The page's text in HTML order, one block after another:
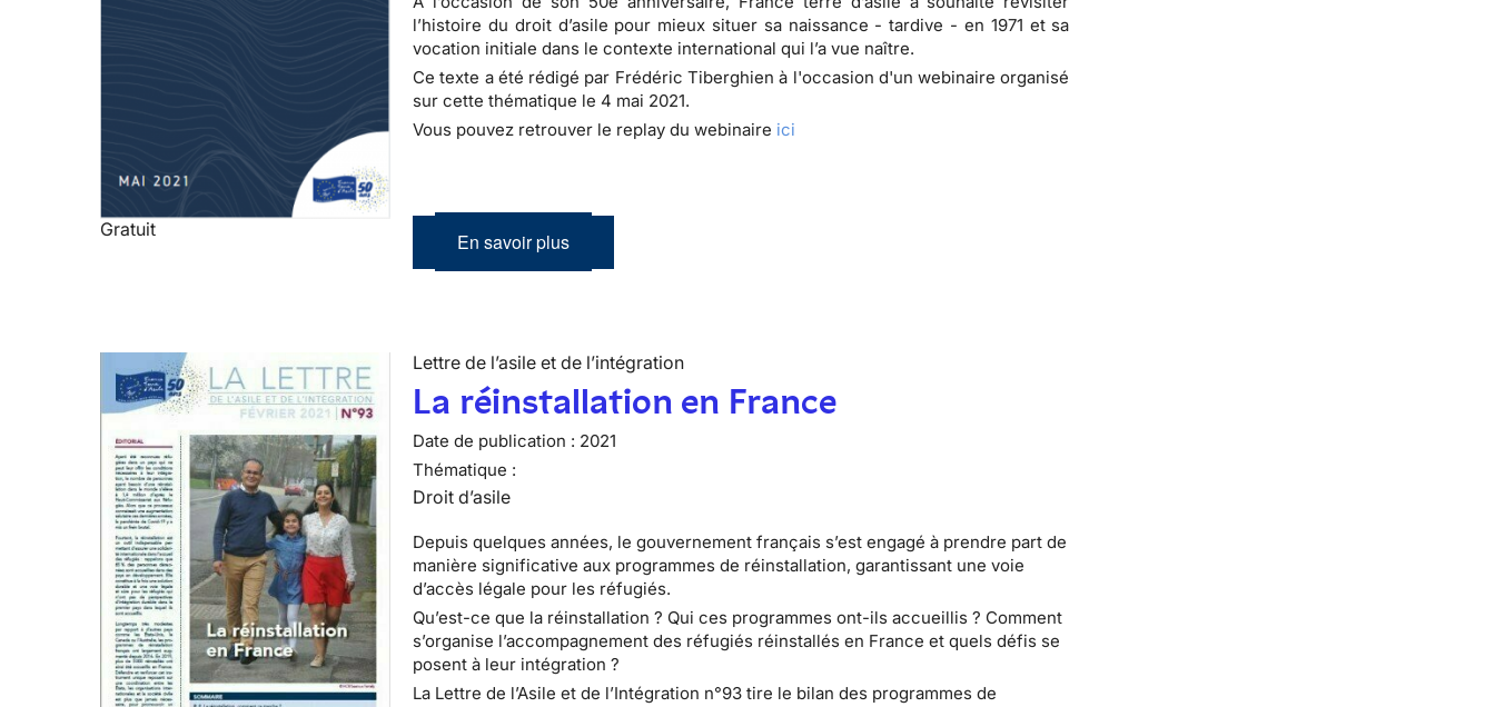
Gratuit
l’histoire du droit d’asile pour mieux situer sa naissance - tardive - en 1971 et sa
vocation initiale dans le contexte international qui l’a vue naître.
Ce texte a été rédigé par Frédéric Tiberghien à l'occasion d'un webinaire organisé
sur cette thématique le 4 mai 2021.
Vous pouvez retrouver le replay du webinaire ici
En savoir plus
Lettre de l’asile et de l’intégration
La réinstallation en France
Date de publication : 2021
Thématique :
Droit d’asile
Depuis quelques années, le gouvernement français s’est engagé à prendre part de
manière significative aux programmes de réinstallation, garantissant une voie
d’accès légale pour les réfugiés.
Qu’est-ce que la réinstallation ? Qui ces programmes ont-ils accueillis ? Comment
s’organise l’accompagnement des réfugiés réinstallés en France et quels défis se
posent à leur intégration ?
La Lettre de l’Asile et de l’Intégration n°93 tire le bilan des programmes de